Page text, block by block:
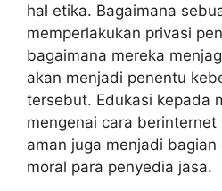
hal etika. Bagaimana
memperlakukan privasi
bagaimana mereka
akan menjadi penentu
tersebut. Edukasi kepada
mengenai cara
aman juga menjadi
moral para penyedia jasa.